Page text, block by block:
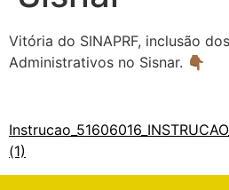
Vitória do SINAPRF, inclusão
Administrativos no Sisnar. 👇🏾
(1)